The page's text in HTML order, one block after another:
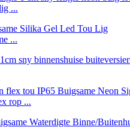
...
...
rop ...